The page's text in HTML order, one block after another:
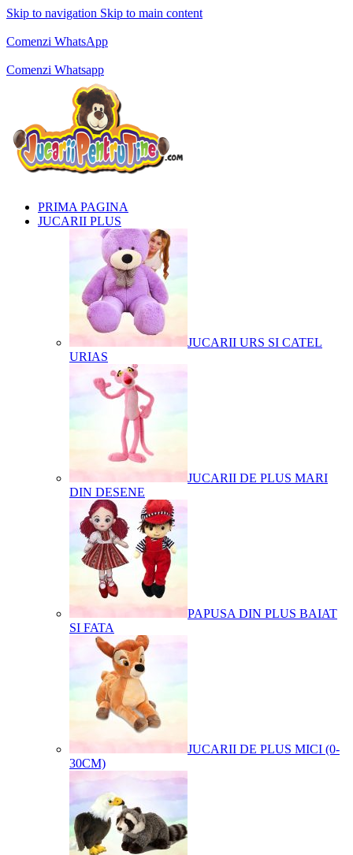
Skip to navigation Skip to main content
Comenzi WhatsApp
Comenzi Whatsapp
PRIMA PAGINA
JUCARII PLUS
JUCARII URS SI CATEL
URIAS
JUCARII DE PLUS MARI
DIN DESENE
PAPUSA DIN PLUS BAIAT
SI FATA
JUCARII DE PLUS MICI (0-
30CM)